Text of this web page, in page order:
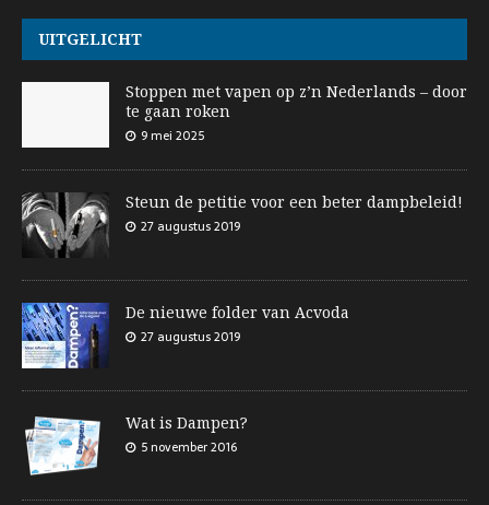
UITGELICHT
Stoppen met vapen op z’n Nederlands – door
te gaan roken
9 mei 2025
Steun de petitie voor een beter dampbeleid!
27 augustus 2019
De nieuwe folder van Acvoda
27 augustus 2019
Wat is Dampen?
5 november 2016